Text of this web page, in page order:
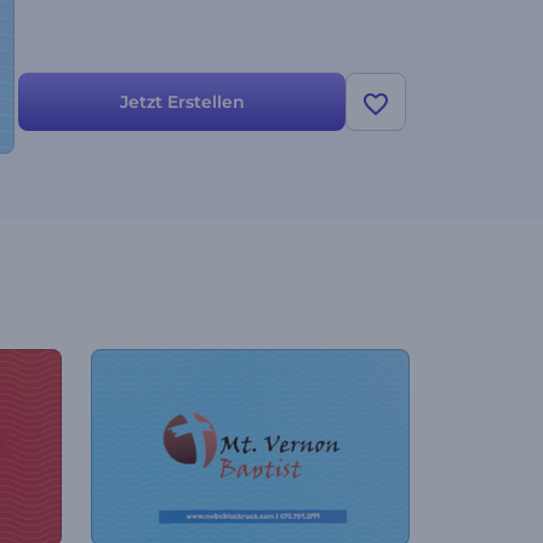
Jetzt Erstellen